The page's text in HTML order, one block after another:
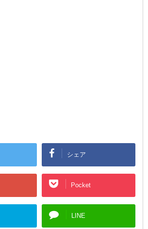
シェア
Pocket
LINE